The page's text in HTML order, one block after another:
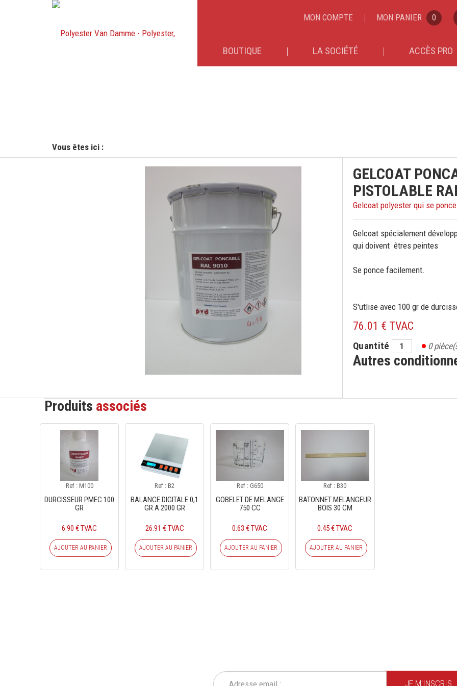
MON COMPTE MON PANIER 0
BOUTIQUE LA SOCIÉTÉ ACCÈS PRO
Vous êtes ici :
GELCOAT
PISTOLABLE
Gelcoat polyester qui se
Gelcoat spécialement
qui doivent êtres peintes
Se ponce facilement.
S'utlise avec 100 gr de
76.01 € TVAC
Quantité 0
Autres
Produits associés
Ref : M100
DURCISSEUR PMEC 100
GR
6.90 € TVAC
AJOUTER AU PANIER
Ref : B2
BALANCE DIGITALE 0,1
GR A 2000 GR
26.91 € TVAC
AJOUTER AU PANIER
Ref : G650
GOBELET DE MELANGE
750 CC
0.63 € TVAC
AJOUTER AU PANIER
Ref : B30
BATONNET MELANGEUR
BOIS 30 CM
0.45 € TVAC
AJOUTER AU PANIER
JE M'INSCRIS